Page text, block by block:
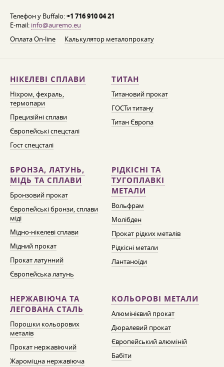
Телефон у Buffalo:+1 716 910 04 21
E-mail: info@auremo.eu
Оплата On-line
Калькулятор металопрокату
НІКЕЛЕВІ СПЛАВИ
Ніхром, фехраль,
термопари
Прецизійні сплави
Європейські спецсталі
Гост спецсталі
ТИТАН
Титановий прокат
ГОСТи титану
Титан Європа
БРОНЗА, ЛАТУНЬ,
МІДЬ ТА СПЛАВИ
Бронзовий прокат
Європейські бронзи, сплави
міді
Мідно-нікелеві сплави
Мідний прокат
Прокат латунний
Європейська латунь
РІДКІСНІ ТА
ТУГОПЛАВКІ
МЕТАЛИ
Вольфрам
Молібден
Прокат рідких металів
Рідкісні метали
Лантаноїди
НЕРЖАВІЮЧА ТА
ЛЕГОВАНА СТАЛЬ
Порошки кольорових
металів
Прокат нержавіючий
Жароміцна нержавіюча
КОЛЬОРОВІ МЕТАЛИ
Алюмінієвий прокат
Дюралевий прокат
Європейський алюміній
Бабіти